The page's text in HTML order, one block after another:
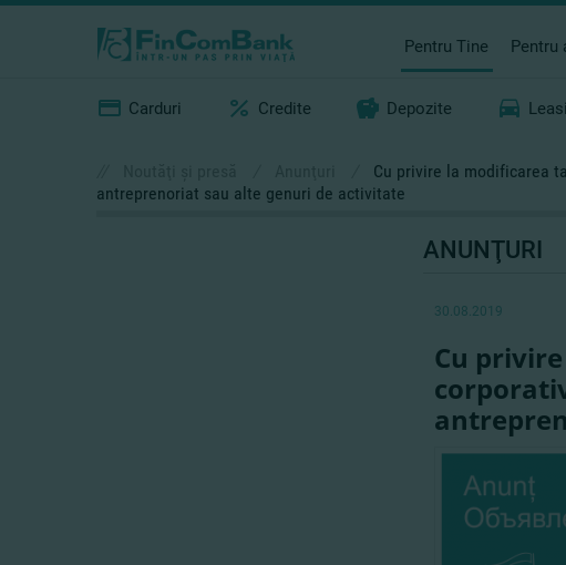
Pentru Tine Pentru
Carduri Credite Depozite
Cu privire la modificarea
antreprenoriat sau alte genuri de activitate
ANUNŢURI
30.08.2019
Cu